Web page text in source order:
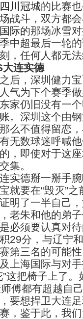
四川冠城的比赛
战斗，双方都
际的那场冰雪
中超最后一轮
，任何人都无
连实德
，深圳健力宝
气为下个赛季
家仍旧没有一
。深圳这个由
么不值得留恋
无数球迷呼喊
，即使对于这
集。
德掰一掰手腕
就要在“毁灭”
明了一半自己
老朱和他的弟
必须要认真对
分，与辽宁和
第三名的可能
上海国际与对
这把椅子上了
傅都有超越自
要想捍卫大连
，鉴于此，我